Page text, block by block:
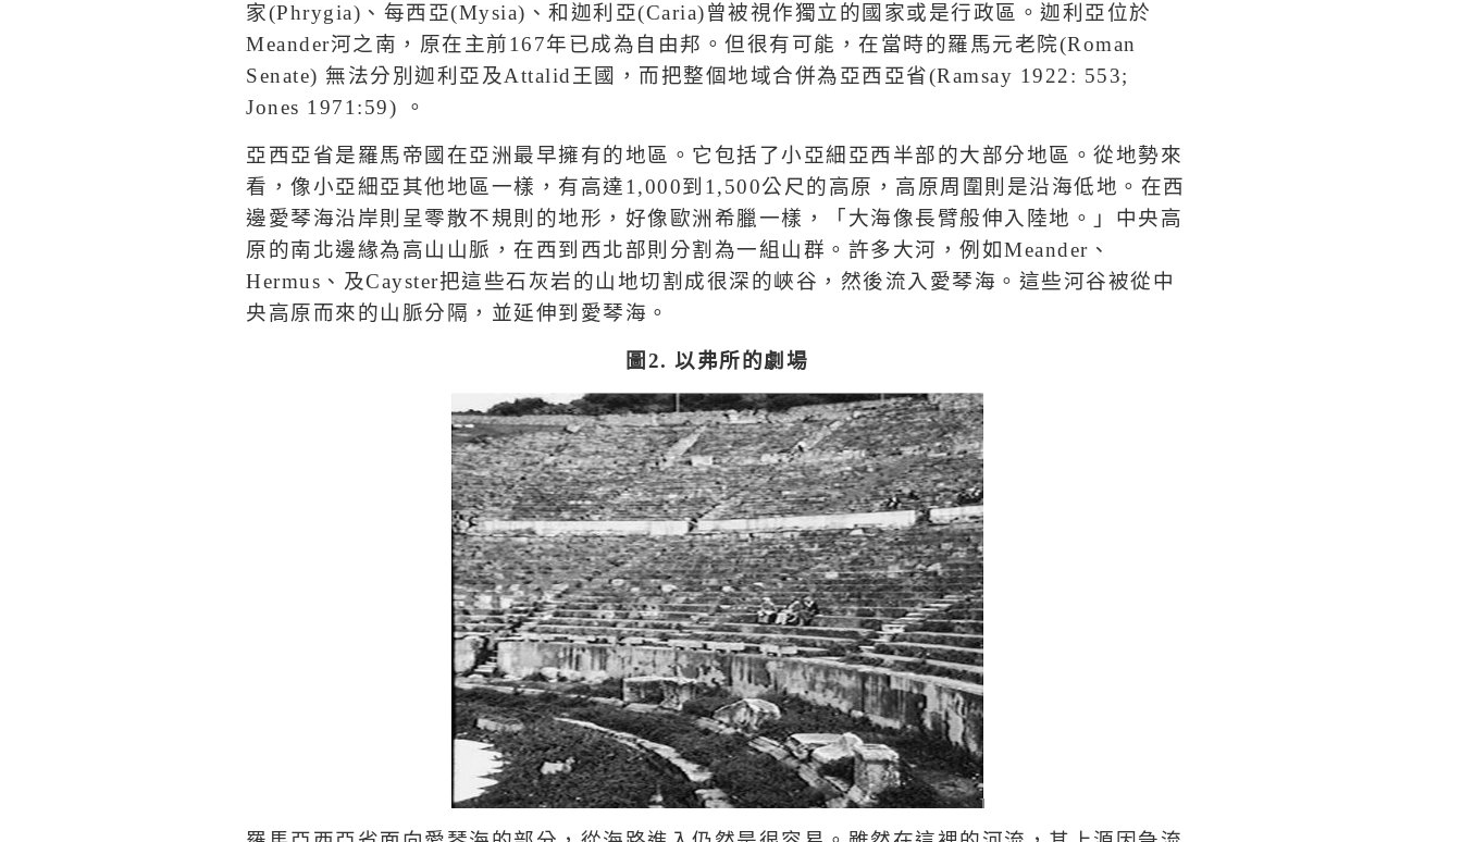
家(Phrygia) 、每西亞(Mysia) 、和迦利亞(Caria)曾被視作獨立的國家或是行政區。迦利亞位於
Meander河之南，原在主前167年已成為自由邦。但很有可能，在當時的羅馬元老院(Roman
Senate) 無法分別迦利亞及Attalid 王國，而把整個地域合併為亞西亞省(Ramsay 1922: 553;
Jones 1971:59)
。
亞西亞省是羅馬帝國在亞洲最早擁有的地區。它包括了小亞細亞西半部的大部分地區。從地勢來
看，像小亞細亞其他地區一樣，有高達1,000到 1,500公尺的高原，高原周圍則是沿海低地。在西
邊愛琴海沿岸則呈零散不規則的地形，好像歐洲希臘一樣，「大海像長臂般伸入陸地。」中央高
原的南北邊緣為高山山脈，在西到西北部則分割為一組山群。許多大河，例如Meander 、
Hermus 、及Cayster把這些石灰岩的山地切割成很深的峽谷，然後流入愛琴海。這些河谷被從中
央高原而來的山脈分隔，並延伸到愛琴海。
圖 2.以弗所的劇場